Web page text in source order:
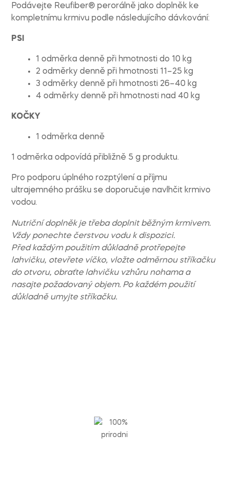
Podávejte Reufiber® perorálně jako doplněk ke
kompletnímu krmivu podle následujícího dávkování:
PSI
1 odměrka denně při hmotnosti do 10 kg
2 odměrky denně při hmotnosti 11–25 kg
3 odměrky denně při hmotnosti 26–40 kg
4 odměrky denně při hmotnosti nad 40 kg
KOČKY
1 odměrka denně
1 odměrka odpovídá přibližně 5 g produktu.
Pro podporu úplného rozptýlení a příjmu
ultrajemného prášku se doporučuje navlhčit krmivo
vodou.
Nutriční doplněk je třeba doplnit běžným krmivem.
Vždy ponechte čerstvou vodu k dispozici.
Před každým použitím důkladně protřepejte
lahvičku, otevřete víčko, vložte odměrnou stříkačku
do otvoru, obraťte lahvičku vzhůru nohama a
nasajte požadovaný objem. Po každém použití
důkladně umyjte stříkačku.